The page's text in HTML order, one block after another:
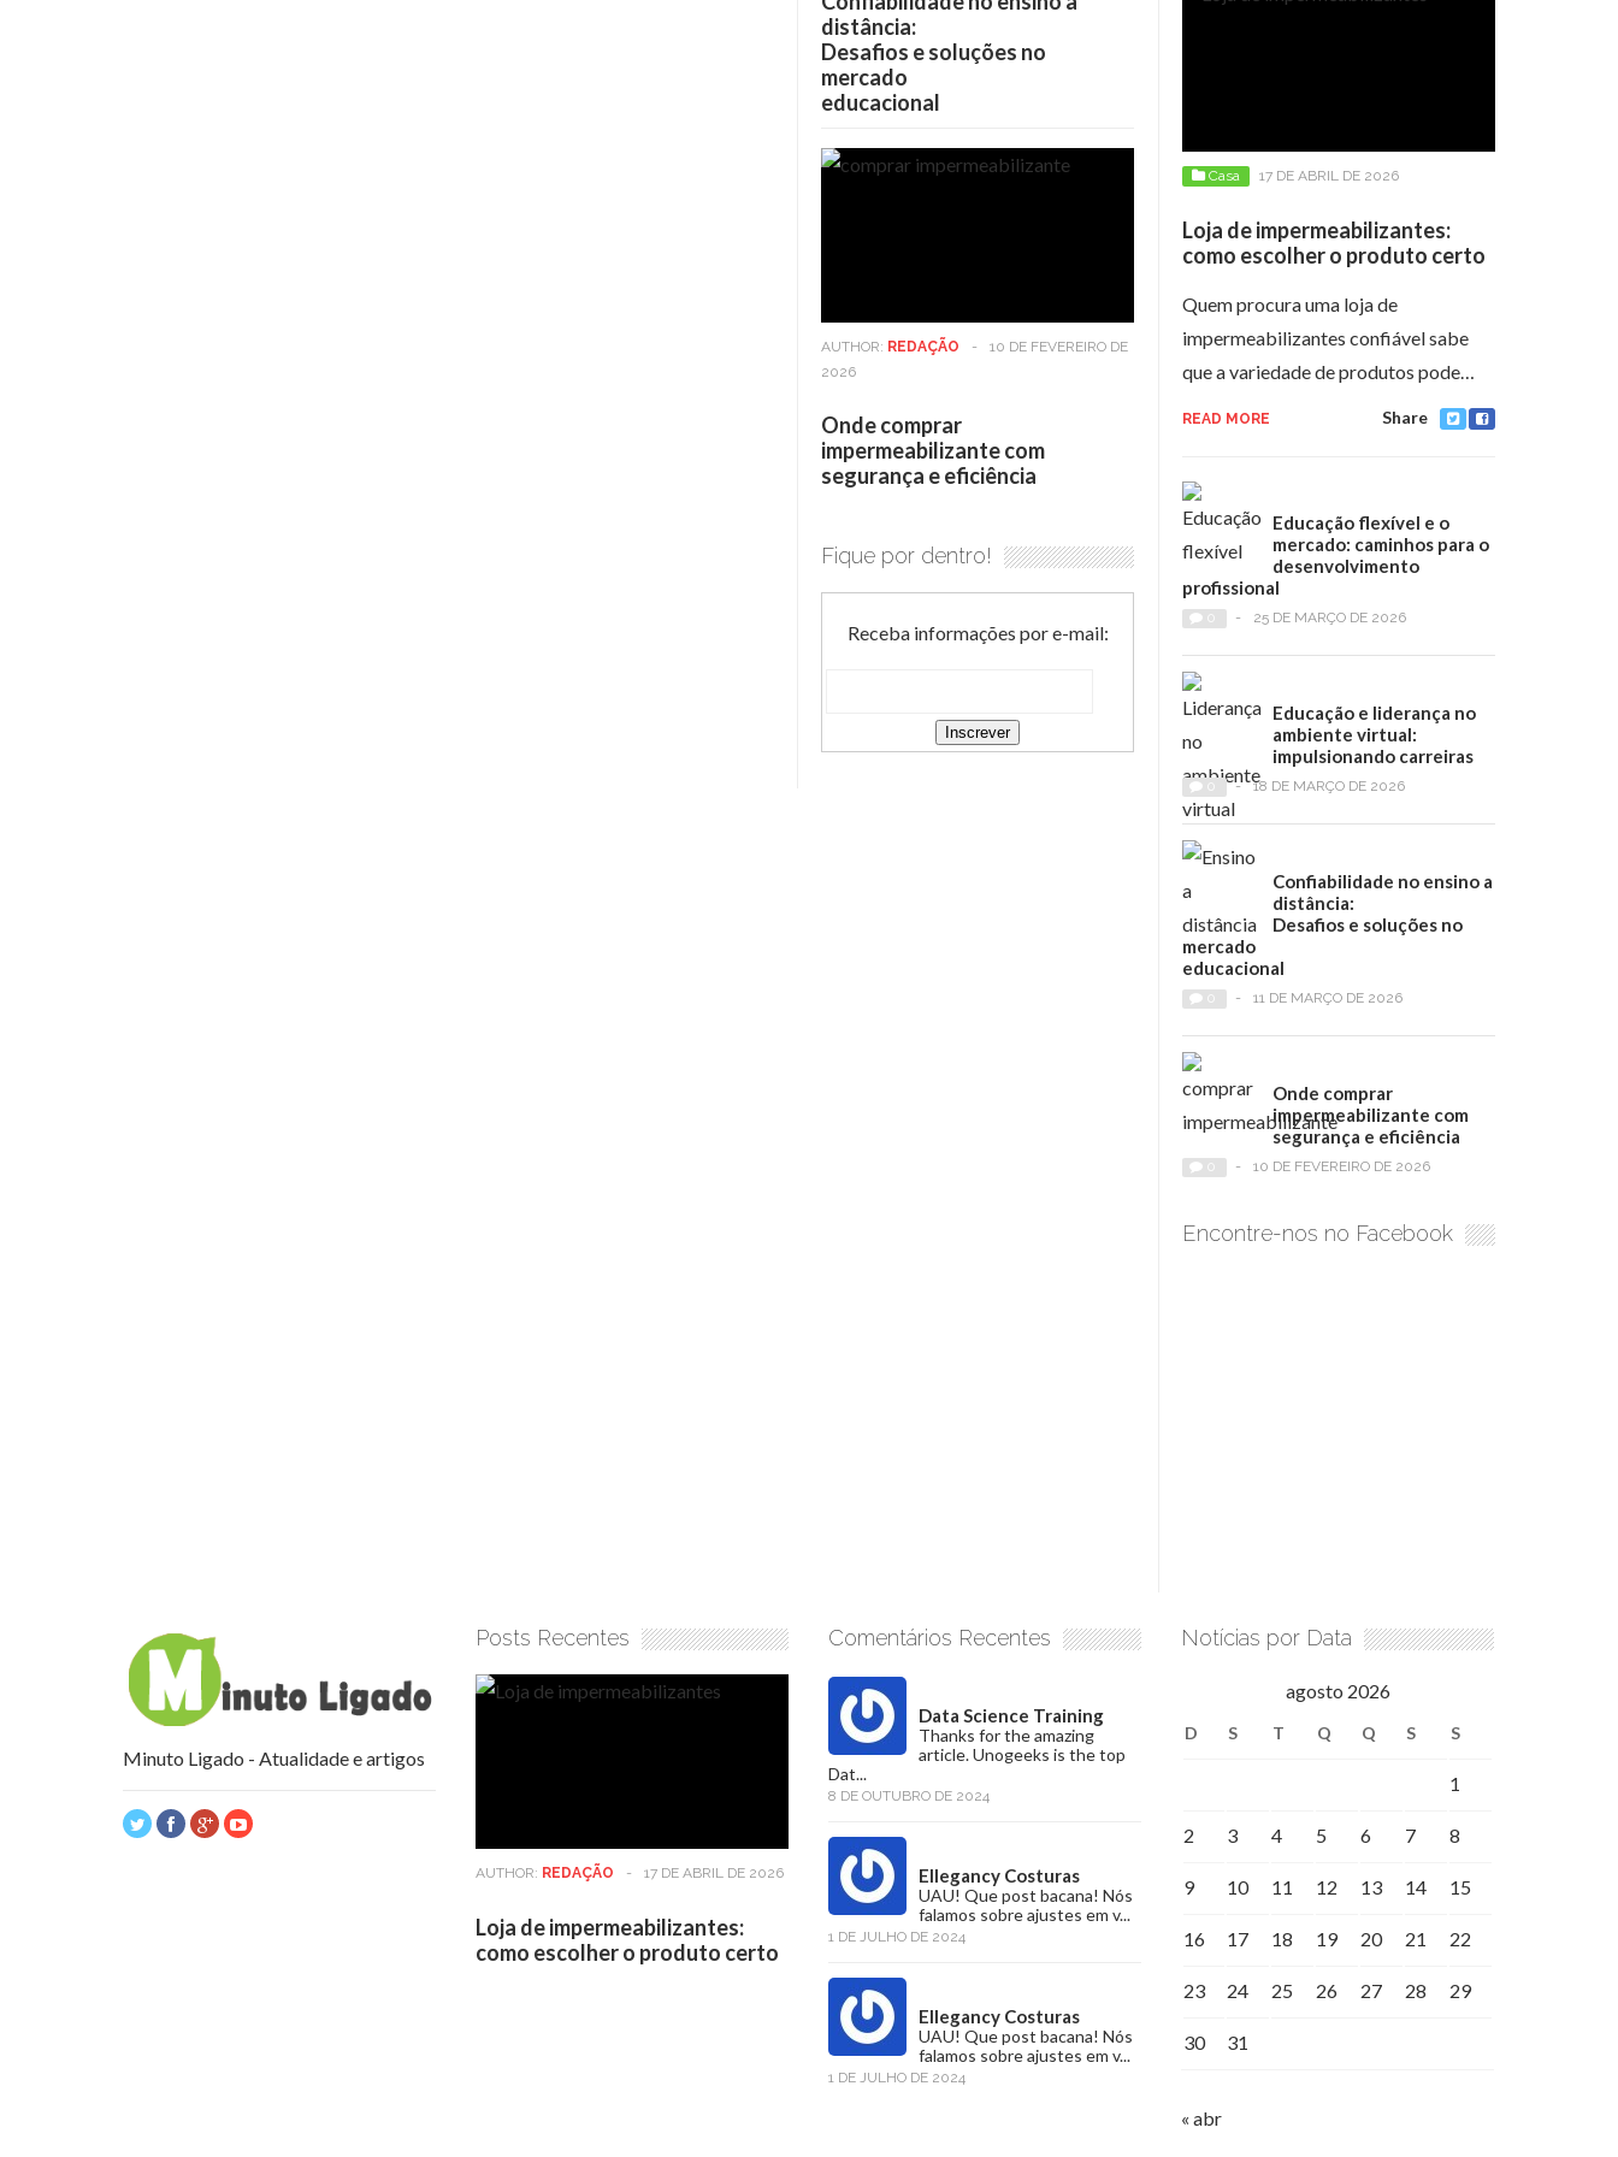
distância:
Desafios e soluções no
mercado
educacional
AUTHOR: REDAÇÃO -
10 DE FEVEREIRO DE
2026
Onde comprar
impermeabilizante com
segurança e eficiência
Fique por dentro!
Receba informações por e-mail:
Casa 17 DE ABRIL DE 2026
Loja de impermeabilizantes:
como escolher o produto certo
Quem procura uma loja de
impermeabilizantes confiável sabe
que a variedade de produtos pode…
READ MORE Share
Educação flexível e o
mercado: caminhos para o
desenvolvimento
profissional
- 25 DE MARÇO DE 2026
Educação e liderança no
ambiente virtual:
impulsionando carreiras
- 18 DE MARÇO DE 2026
Confiabilidade no ensino a
distância:
Desafios e soluções no
mercado
educacional
- 11 DE MARÇO DE 2026
Onde comprar
impermeabilizante com
segurança e eficiência
- 10 DE FEVEREIRO DE 2026
Encontre-nos no Facebook
Minuto Ligado - Atualidade e artigos
Posts Recentes
AUTHOR: REDAÇÃO - 17 DE ABRIL DE 2026
Loja de impermeabilizantes:
como escolher o produto certo
Comentários Recentes
Data Science Training
Thanks for the amazing
article. Unogeeks is the top
Dat...
8 DE OUTUBRO DE 2024
Ellegancy Costuras
UAU! Que post bacana! Nós
falamos sobre ajustes em v...
1 DE JULHO DE 2024
Ellegancy Costuras
UAU! Que post bacana! Nós
falamos sobre ajustes em v...
1 DE JULHO DE 2024
Notícias por Data
agosto 2026
D S T Q Q S S
1
2 3 4 5 6 7 8
9 10 11 12 13 14 15
16 17 18 19 20 21 22
23 24 25 26 27 28 29
30 31
« abr